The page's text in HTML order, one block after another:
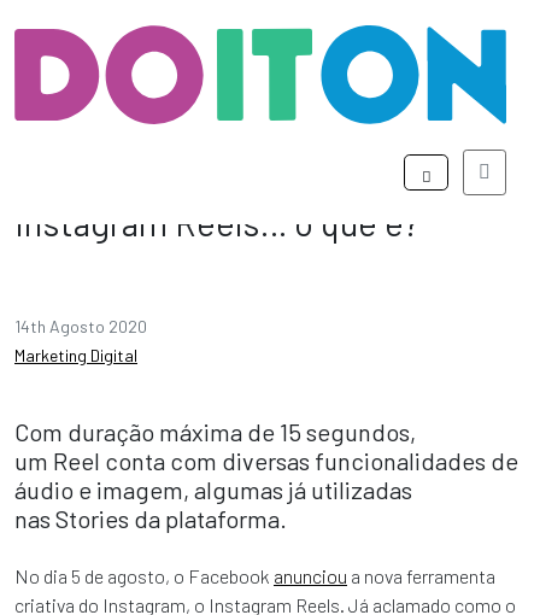
Instagram Reels… o que é?
14th Agosto 2020
Marketing Digital
Com duração máxima de 15 segundos,
um Reel conta com diversas funcionalidades de
áudio e imagem, algumas já utilizadas
nas Stories da plataforma.
No dia 5 de agosto, o Facebook anunciou a nova ferramenta
criativa do Instagram, o Instagram Reels. Já aclamado como o